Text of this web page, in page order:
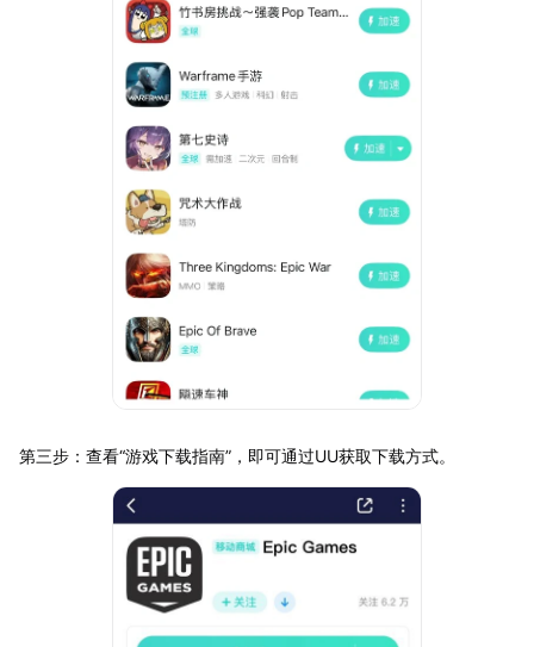
第三步：查看“游戏下载指南”，即可通过UU获取下载方式。